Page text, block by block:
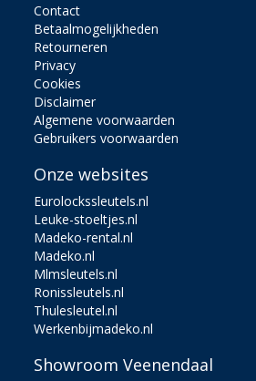
Contact
Betaalmogelijkheden
Retourneren
Privacy
Cookies
Disclaimer
Algemene voorwaarden
Gebruikers voorwaarden
Onze websites
Eurolockssleutels.nl
Leuke-stoeltjes.nl
Madeko-rental.nl
Madeko.nl
Mlmsleutels.nl
Ronissleutels.nl
Thulesleutel.nl
Werkenbijmadeko.nl
Showroom Veenendaal